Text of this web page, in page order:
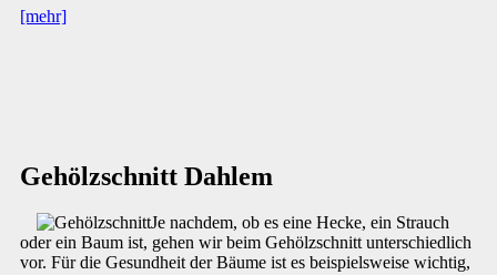
[mehr]
Gehölzschnitt Dahlem
Je nachdem, ob es eine Hecke, ein Strauch
oder ein Baum ist, gehen wir beim Gehölzschnitt unterschiedlich
vor. Für die Gesundheit der Bäume ist es beispielsweise wichtig,